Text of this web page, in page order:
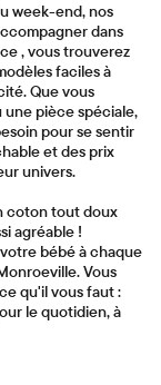
week-end, nos
dans
, vous trouverez
faciles à
Que vous
une pièce spéciale,
pour se sentir
et des prix
univers.
coton tout doux
agréable !
bébé à chaque
Vous
qu'il vous faut :
le quotidien, à